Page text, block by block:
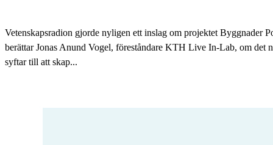
Vetenskapsradion gjorde nyligen ett inslag om projektet Byggnader
berättar Jonas Anund Vogel, föreståndare KTH Live In-Lab, om det
syftar till att skap...